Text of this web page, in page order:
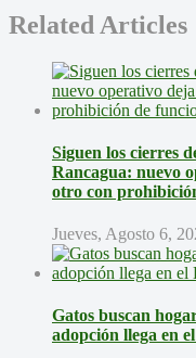
Related Articles
Siguen los cierres
Rancagua: nuevo
otro con
Jueves, Agosto 6,
Gatos buscan
adopción llega en